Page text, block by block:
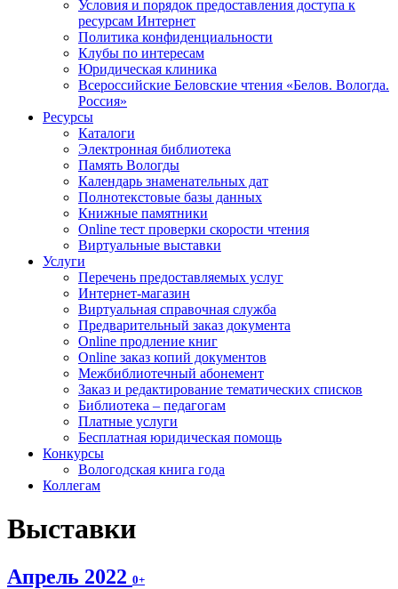
Условия и порядок предоставления доступа к
ресурсам Интернет
Политика конфиденциальности
Клубы по интересам
Юридическая клиника
Всероссийские Беловские чтения «Белов. Вологда.
Россия»
Ресурсы
Каталоги
Электронная библиотека
Память Вологды
Календарь знаменательных дат
Полнотекстовые базы данных
Книжные памятники
Online тест проверки скорости чтения
Виртуальные выставки
Услуги
Перечень предоставляемых услуг
Интернет-магазин
Виртуальная справочная служба
Предварительный заказ документа
Online продление книг
Online заказ копий документов
Межбиблиотечный абонемент
Заказ и редактирование тематических списков
Библиотека – педагогам
Платные услуги
Бесплатная юридическая помощь
Конкурсы
Вологодская книга года
Коллегам
Выставки
Апрель 2022 0+